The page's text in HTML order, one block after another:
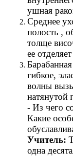
ушная
Среднее
полость ,
толще
ее
гибкое,
волны
натянутой
- Из чего
Какие
Учитель:
одна